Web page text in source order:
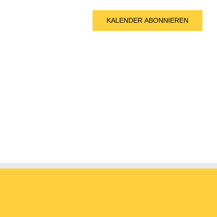
KALENDER ABONNIEREN